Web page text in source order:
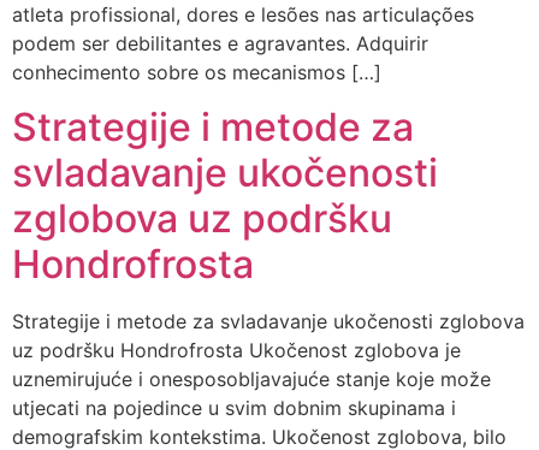
atleta profissional, dores e lesões nas articulações
podem ser debilitantes e agravantes. Adquirir
conhecimento sobre os mecanismos […]
Strategije i metode za
svladavanje ukočenosti
zglobova uz podršku
Hondrofrosta
Strategije i metode za svladavanje ukočenosti zglobova
uz podršku Hondrofrosta Ukočenost zglobova je
uznemirujuće i onesposobljavajuće stanje koje može
utjecati na pojedince u svim dobnim skupinama i
demografskim kontekstima. Ukočenost zglobova, bilo